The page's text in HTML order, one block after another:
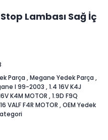
Lambası Sağ İç
Parça ,Megane Yedek Parça ,
I 99-2003 ,1.4 16V K4J
K4M MOTOR ,1.9D F9Q
VALF F4R MOTOR ,OEM Yedek